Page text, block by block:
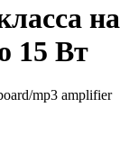
на
15 Вт
mp3 amplifier